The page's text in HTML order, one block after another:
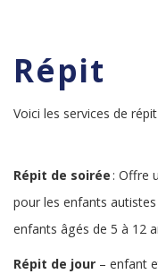
Répit
Voici les services de
Répit de soirée : Offre
pour les enfants
enfants âgés de 5 à 12
Répit de jour – enfant